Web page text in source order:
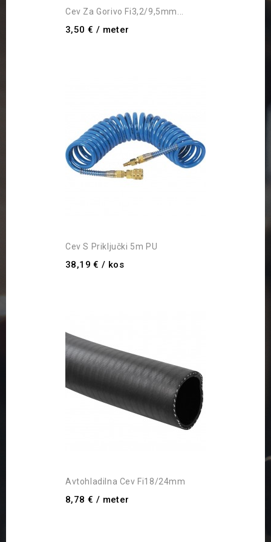
Cev Za Gorivo Fi3,2/9,5mm...
3,50 € / meter
Cev S Priključki 5m PU
38,19 € / kos
Avtohladilna Cev Fi18/24mm
8,78 € / meter